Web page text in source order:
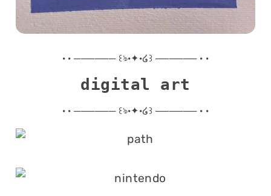
· · ────── ꒰ঌ·✦·໒꒱ ────── · ·
digital art
· · ────── ꒰ঌ·✦·໒꒱ ────── · ·